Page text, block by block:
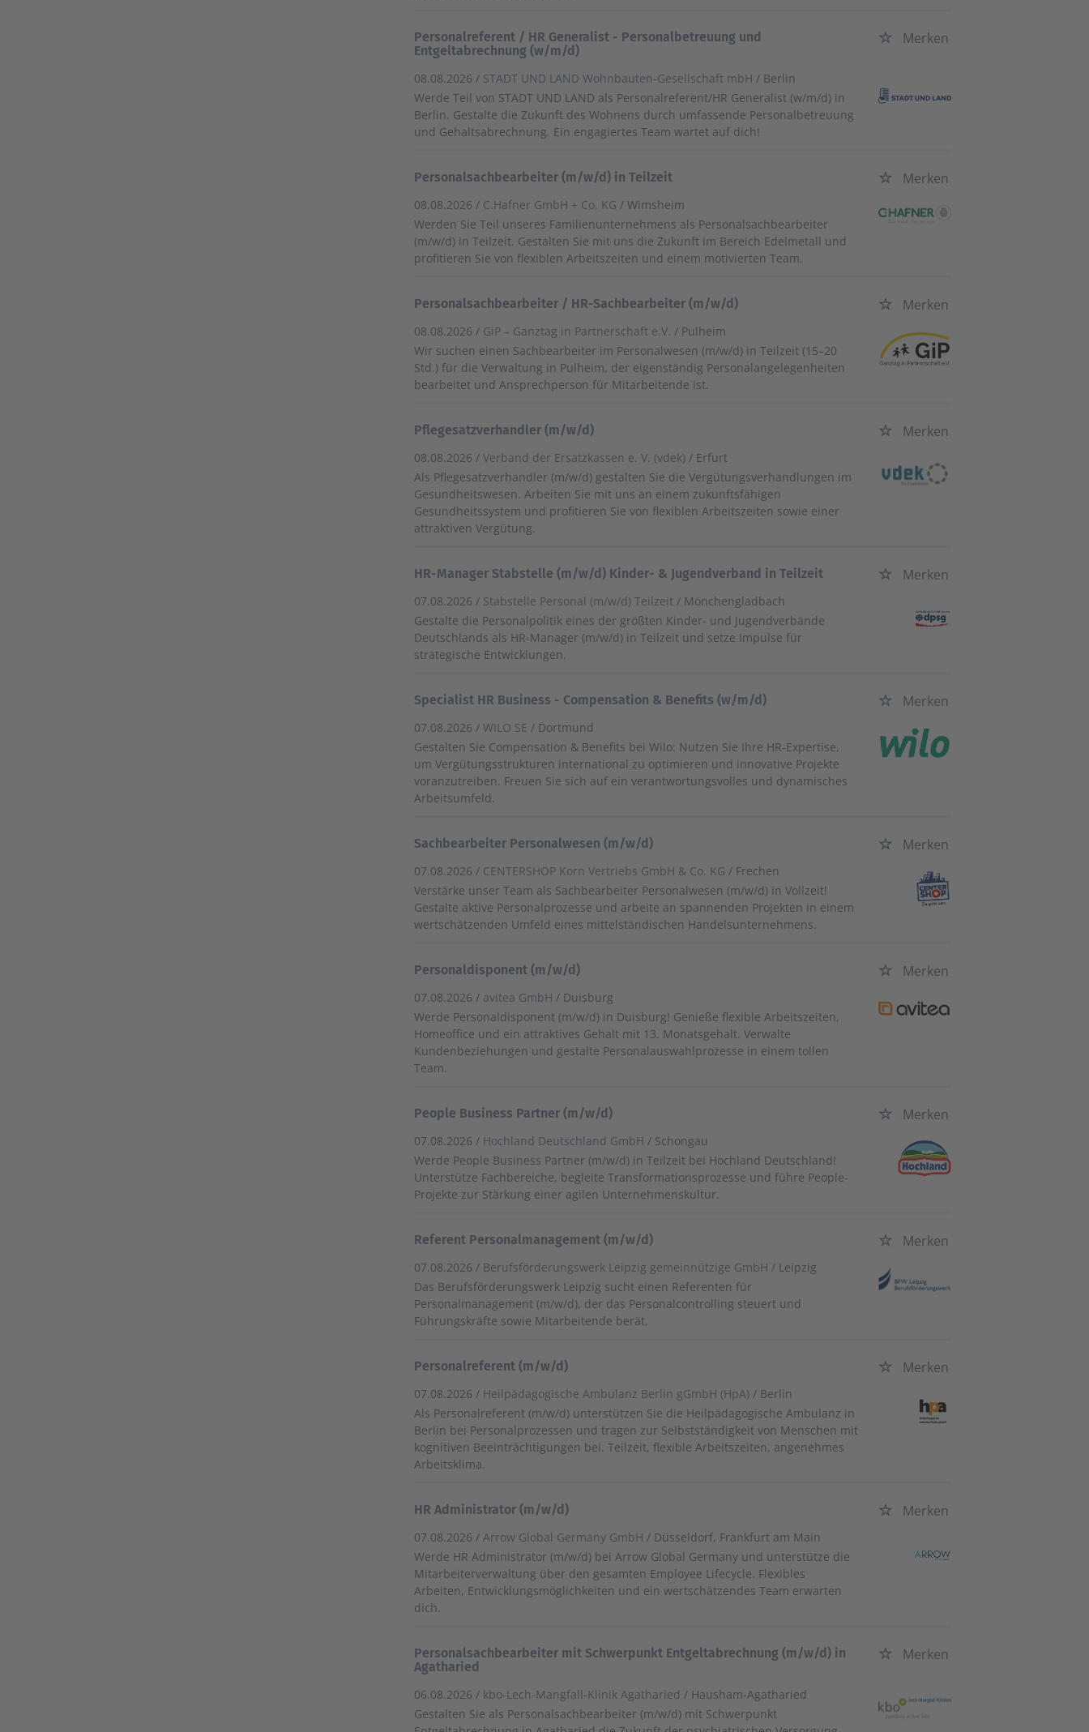
Personalreferent / HR Generalist - Personalbetreuung und
Entgeltabrechnung (w/m/d)
Merken
08.08.2026 / STADT UND LAND Wohnbauten-Gesellschaft mbH / Berlin
Werde Teil von STADT UND LAND als Personalreferent/HR Generalist (w/m/d) in
Berlin. Gestalte die Zukunft des Wohnens durch umfassende Personalbetreuung
und Gehaltsabrechnung. Ein engagiertes Team wartet auf dich!
Personalsachbearbeiter (m/w/d) in Teilzeit Merken
08.08.2026 / C.Hafner GmbH + Co. KG / Wimsheim
Werden Sie Teil unseres Familienunternehmens als Personalsachbearbeiter
(m/w/d) in Teilzeit. Gestalten Sie mit uns die Zukunft im Bereich Edelmetall und
profitieren Sie von flexiblen Arbeitszeiten und einem motivierten Team.
Personalsachbearbeiter / HR-Sachbearbeiter (m/w/d) Merken
08.08.2026 / GiP – Ganztag in Partnerschaft e.V. / Pulheim
Wir suchen einen Sachbearbeiter im Personalwesen (m/w/d) in Teilzeit (15–20
Std.) für die Verwaltung in Pulheim, der eigenständig Personalangelegenheiten
bearbeitet und Ansprechperson für Mitarbeitende ist.
Pflegesatzverhandler (m/w/d) Merken
08.08.2026 /Verband der Ersatzkassen e. V. (vdek) / Erfurt
Als Pflegesatzverhandler (m/w/d) gestalten Sie die Vergütungsverhandlungen im
Gesundheitswesen. Arbeiten Sie mit uns an einem zukunftsfähigen
Gesundheitssystem und profitieren Sie von flexiblen Arbeitszeiten sowie einer
attraktiven Vergütung.
HR-Manager Stabstelle (m/w/d) Kinder- & Jugendverband in Teilzeit Merken
07.08.2026 / Stabstelle Personal (m/w/d) Teilzeit / Mönchengladbach
Gestalte die Personalpolitik eines der größten Kinder- und Jugendverbände
Deutschlands als HR-Manager (m/w/d) in Teilzeit und setze Impulse für
strategische Entwicklungen.
Specialist HR Business - Compensation & Benefits (w/m/d) Merken
07.08.2026 /WILO SE / Dortmund
Gestalten Sie Compensation & Benefits bei Wilo: Nutzen Sie Ihre HR-Expertise,
um Vergütungsstrukturen international zu optimieren und innovative Projekte
voranzutreiben. Freuen Sie sich auf ein verantwortungsvolles und dynamisches
Arbeitsumfeld.
Sachbearbeiter Personalwesen (m/w/d) Merken
07.08.2026 / CENTERSHOP Korn Vertriebs GmbH & Co. KG / Frechen
Verstärke unser Team als Sachbearbeiter Personalwesen (m/w/d) in Vollzeit!
Gestalte aktive Personalprozesse und arbeite an spannenden Projekten in einem
wertschätzenden Umfeld eines mittelständischen Handelsunternehmens.
Personaldisponent (m/w/d) Merken
07.08.2026 / avitea GmbH / Duisburg
Werde Personaldisponent (m/w/d) in Duisburg! Genieße flexible Arbeitszeiten,
Homeoffice und ein attraktives Gehalt mit 13. Monatsgehalt. Verwalte
Kundenbeziehungen und gestalte Personalauswahlprozesse in einem tollen
Team.
People Business Partner (m/w/d) Merken
07.08.2026 / Hochland Deutschland GmbH / Schongau
Werde People Business Partner (m/w/d) in Teilzeit bei Hochland Deutschland!
Unterstütze Fachbereiche, begleite Transformationsprozesse und führe People-
Projekte zur Stärkung einer agilen Unternehmenskultur.
Referent Personalmanagement (m/w/d) Merken
07.08.2026 / Berufsförderungswerk Leipzig gemeinnützige GmbH / Leipzig
Das Berufsförderungswerk Leipzig sucht einen Referenten für
Personalmanagement (m/w/d), der das Personalcontrolling steuert und
Führungskräfte sowie Mitarbeitende berät.
Personalreferent (m/w/d) Merken
07.08.2026 / Heilpädagogische Ambulanz Berlin gGmbH (HpA) / Berlin
Als Personalreferent (m/w/d) unterstützen Sie die Heilpädagogische Ambulanz in
Berlin bei Personalprozessen und tragen zur Selbstständigkeit von Menschen mit
kognitiven Beeinträchtigungen bei. Teilzeit, flexible Arbeitszeiten, angenehmes
Arbeitsklima.
HR Administrator (m/w/d) Merken
07.08.2026 /Arrow Global Germany GmbH / Düsseldorf, Frankfurt am Main
Werde HR Administrator (m/w/d) bei Arrow Global Germany und unterstütze die
Mitarbeiterverwaltung über den gesamten Employee Lifecycle. Flexibles
Arbeiten, Entwicklungsmöglichkeiten und ein wertschätzendes Team erwarten
dich.
Personalsachbearbeiter mit Schwerpunkt Entgeltabrechnung (m/w/d) in
Agatharied
Merken
06.08.2026 / kbo-Lech-Mangfall-Klinik Agatharied / Hausham-Agatharied
Gestalten Sie als Personalsachbearbeiter (m/w/d) mit Schwerpunkt